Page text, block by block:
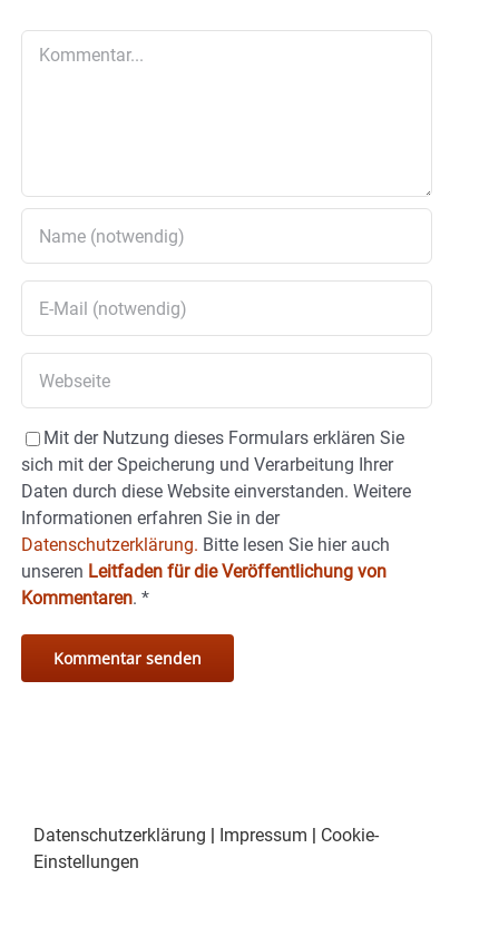
Mit der Nutzung dieses Formulars erklären Sie
sich mit der Speicherung und Verarbeitung Ihrer
Daten durch diese Website einverstanden. Weitere
Informationen erfahren Sie in der
Datenschutzerklärung. Bitte lesen Sie hier auch
unseren Leitfaden für die Veröffentlichung von
Kommentaren. *
Datenschutzerklärung Impressum
Cookie-
Einstellungen